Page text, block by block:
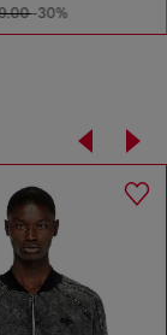
-30%